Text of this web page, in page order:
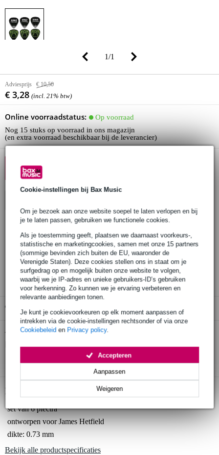
Cookie-instellingen bij Bax Music
Om je bezoek aan onze website soepel te laten verlopen en bij
je te laten passen, gebruiken we functionele cookies.
Als je toestemming geeft, plaatsen we daarnaast voorkeurs-,
statistische en marketingcookies, samen met onze 15 partners
(sommige bevinden zich buiten de EU, waaronder de
Verenigde Staten). Deze cookies stellen ons in staat om je
surfgedrag op en mogelijk buiten onze website te volgen,
waarbij we je IP-adres en unieke gebruikers-ID’s gebruiken
voor herkenning. Zo kunnen we je ervaring verbeteren en
relevante aanbiedingen tonen.
Je kunt je cookievoorkeuren op elk moment aanpassen of
intrekken via de cookie-instellingen rechtsonder of via onze
Cookiebeleid en Privacy policy.
Weigeren
Aanpassen
Accepteren
1/1
Adviesprijs € 10,50
€ 3,28 (incl. 21% btw)
Online voorraadstatus:
Op voorraad
Nog 15 stuks op voorraad in ons magazijn
(en extra voorraad beschikbaar bij de leverancier)
10% EXTRA KORTING MET
CODE: EXTRA10
Bestel nu = maandag in huis
30 dagen 'niet goed geld terug' garantie
3 jaar Bax Music garantie
Gratis ophalen in de winkel
Twijfel je of deDunlop PH112P73 Hetfield Black Fang
Start de check
Productinformatie
set van 6 plectra
ontworpen voor James Hetfield
dikte: 0.73 mm
Bekijk alle productspecificaties